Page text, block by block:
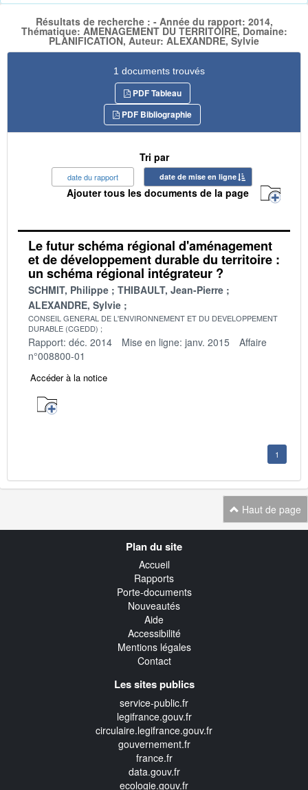
Résultats de recherche : - Année du rapport: 2014,
Thématique: AMENAGEMENT DU TERRITOIRE, Domaine:
PLANIFICATION, Auteur: ALEXANDRE, Sylvie
1 documents trouvés
PDF Tableau
PDF Bibliographie
Tri par
date du rapport date de mise en ligne
Ajouter tous les documents de la page
Le futur schéma régional d'aménagement
et de développement durable du territoire :
un schéma régional intégrateur ?
SCHMIT, Philippe
THIBAULT, Jean-Pierre
ALEXANDRE, Sylvie
CONSEIL GENERAL DE L'ENVIRONNEMENT ET DU DEVELOPPEMENT
DURABLE (CGEDD)
Rapport: déc. 2014 Mise en ligne: janv. 2015
Affaire
n°008800-01
Accéder à la notice
1
Haut de page
Plan du site
Accueil
Rapports
Porte-documents
Nouveautés
Aide
Accessibilité
Mentions légales
Contact
Les sites publics
service-public.fr
legifrance.gouv.fr
circulaire.legifrance.gouv.fr
gouvernement.fr
france.fr
data.gouv.fr
ecologie.gouv.fr